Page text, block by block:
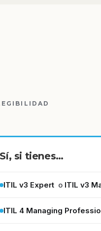
Sí, si tienes…
ITIL v3 Expert o ITIL v3
ITIL 4 Managing